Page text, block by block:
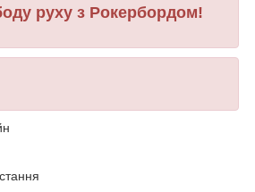
руху з Рокербордом!